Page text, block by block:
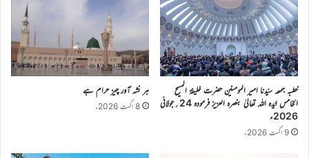
خطبہ جمعہ سیّدنا امیر المومنین حضرت خلیفۃ المسیح
الخامس ایّدہ اللہ تعالیٰ بنصرہ العزیز فرمودہ 24؍جولائی
2026ء
9 اگست 2026ء
ہر نشہ آور چیز حرام ہے
8 اگست 2026ء